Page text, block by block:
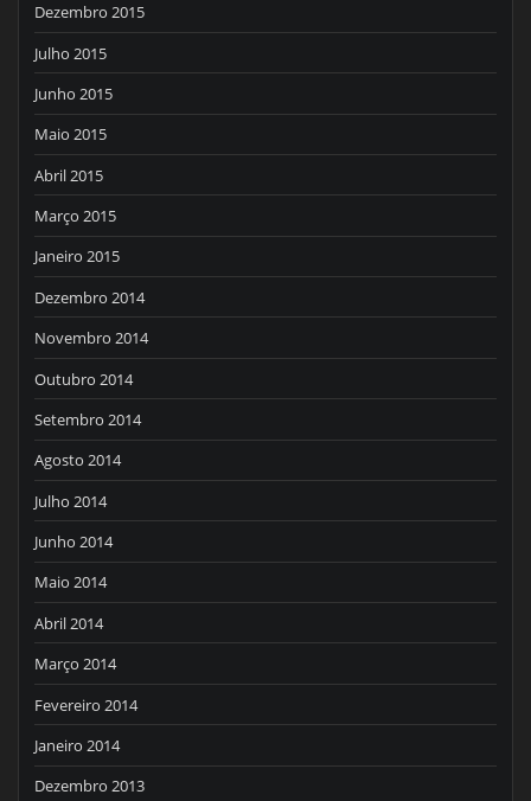
Dezembro 2015
Julho 2015
Junho 2015
Maio 2015
Abril 2015
Março 2015
Janeiro 2015
Dezembro 2014
Novembro 2014
Outubro 2014
Setembro 2014
Agosto 2014
Julho 2014
Junho 2014
Maio 2014
Abril 2014
Março 2014
Fevereiro 2014
Janeiro 2014
Dezembro 2013